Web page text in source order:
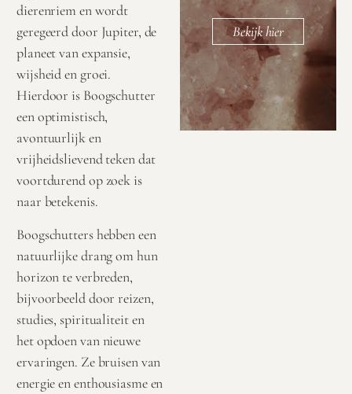
dierenriem en wordt
geregeerd door Jupiter, de
planeet van expansie,
wijsheid en groei.
Hierdoor is Boogschutter
een optimistisch,
avontuurlijk en
vrijheidslievend teken dat
voortdurend op zoek is
naar betekenis.
Boogschutters hebben een
natuurlijke drang om hun
horizon te verbreden,
bijvoorbeeld door reizen,
studies, spiritualiteit en
het opdoen van nieuwe
ervaringen. Ze bruisen van
energie en enthousiasme en
Bekijk hier